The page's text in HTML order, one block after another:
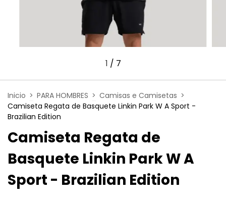
1 / 7
Inicio > PARA HOMBRES > Camisas e Camisetas >
Camiseta Regata de Basquete Linkin Park W A Sport -
Brazilian Edition
Camiseta Regata de
Basquete Linkin Park W A
Sport - Brazilian Edition